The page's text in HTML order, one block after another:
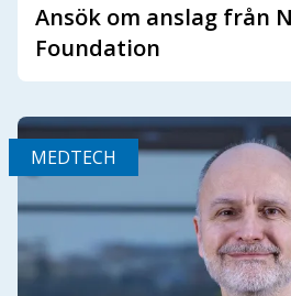
Ansök om anslag från
Foundation
MEDTECH